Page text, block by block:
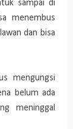
sampai di
menembus
dan bisa
mengungsi
belum ada
meninggal